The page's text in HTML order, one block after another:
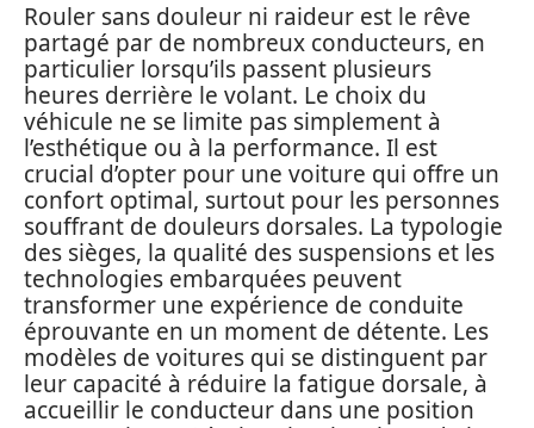
Rouler sans douleur ni raideur est le rêve
partagé par de nombreux conducteurs, en
particulier lorsqu’ils passent plusieurs
heures derrière le volant. Le choix du
véhicule ne se limite pas simplement à
l’esthétique ou à la performance. Il est
crucial d’opter pour une voiture qui offre un
confort optimal, surtout pour les personnes
souffrant de douleurs dorsales. La typologie
des sièges, la qualité des suspensions et les
technologies embarquées peuvent
transformer une expérience de conduite
éprouvante en un moment de détente. Les
modèles de voitures qui se distinguent par
leur capacité à réduire la fatigue dorsale, à
accueillir le conducteur dans une position